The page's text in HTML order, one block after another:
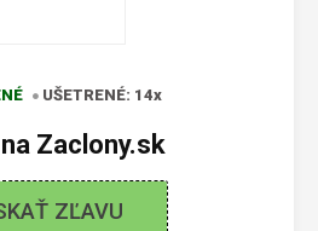
UŠETRENÉ: 14x
Zaclony.sk
ZĽAVU